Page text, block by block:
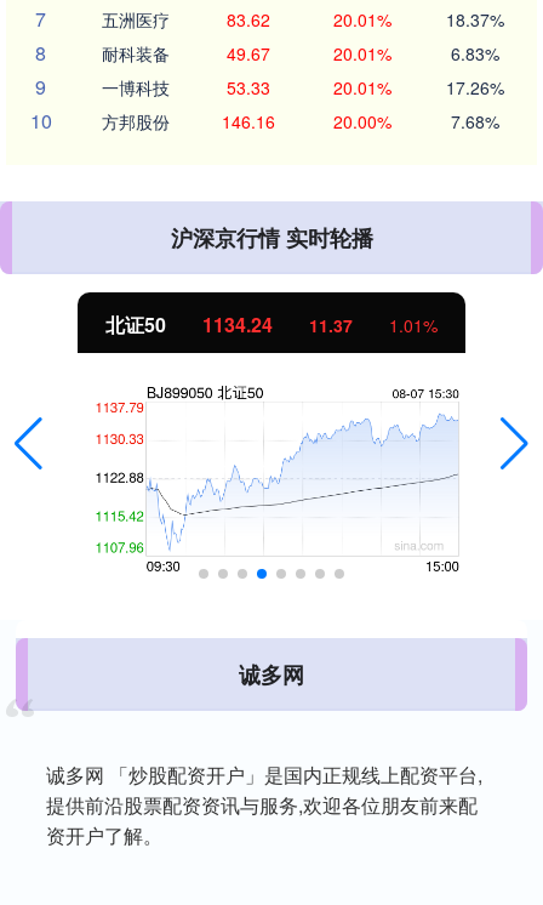
7 五洲医疗 83.62 20.01% 18.37%
8 耐科装备 49.67 20.01% 6.83%
9 一博科技 53.33 20.01% 17.26%
10 方邦股份 146.16 20.00% 7.68%
沪深京行情 实时轮播
北证50 1134.24 11.37 1.01%
诚多网
诚多网 「炒股配资开户」是国内正规线上配资平台,
提供前沿股票配资资讯与服务,欢迎各位朋友前来配
资开户了解。